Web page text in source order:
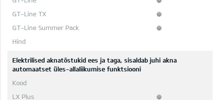
Elektrilised aknatõstukid ees ja taga, sisaldab juhi akna
automaatset üles-allaliikumise funktsiooni